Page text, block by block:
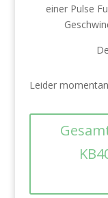
einer Pulse
Leider